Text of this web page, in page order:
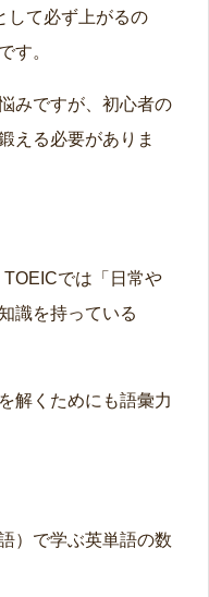
して必ず上がるの
す。
みですが、初心者の
える必要がありま
では「日常や
識を持っている
解くためにも語彙力
）で学ぶ英単語の数